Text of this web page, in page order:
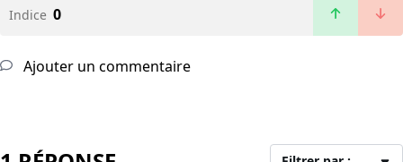
Indice 0
Ajouter un commentaire